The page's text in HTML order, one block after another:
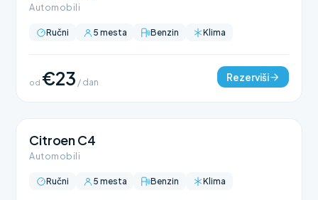
Automobili
Ručni 5 mesta Benzin Klima
od €23 / dan Rezerviši
Citroen C4
Automobili
Ručni 5 mesta Benzin Klima